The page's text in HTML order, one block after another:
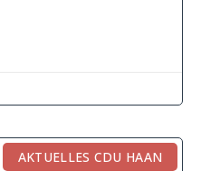
AKTUELLES CDU HAAN